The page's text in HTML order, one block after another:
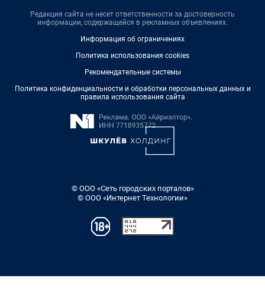
Редакция сайта не несет ответственности за достоверность
информации, содержащейся в рекламных объявлениях.
Информация об ограничениях
Политика использования cookies
Рекомендательные системы
Политика конфиденциальности и обработки персональных данных и
правила использования сайта
© ООО «Сеть городских порталов»
© ООО «Интернет Технологии»